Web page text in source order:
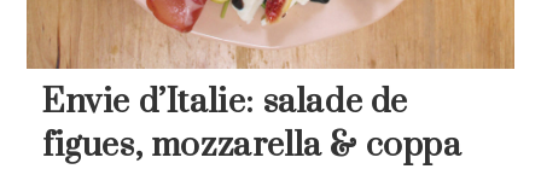
Envie d’Italie: salade de
figues, mozzarella & coppa